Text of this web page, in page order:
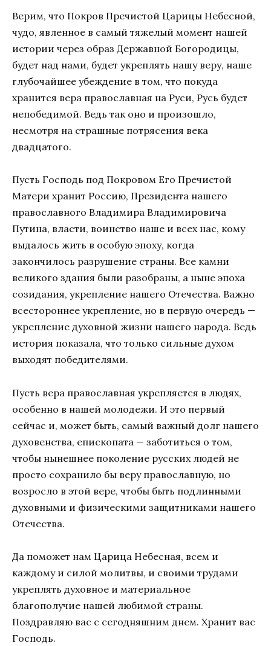
Верим, что Покров Пречистой Царицы Небесной,
чудо, явленное в самый тяжелый момент нашей
истории через образ Державной Богородицы,
будет над нами, будет укреплять нашу веру, наше
глубочайшее убеждение в том, что покуда
хранится вера православная на Руси, Русь будет
непобедимой. Ведь так оно и произошло,
несмотря на страшные потрясения века
двадцатого.
Пусть Господь под Покровом Его Пречистой
Матери хранит Россию, Президента нашего
православного Владимира Владимировича
Путина, власти, воинство наше и всех нас, кому
выдалось жить в особую эпоху, когда
закончилось разрушение страны. Все камни
великого здания были разобраны, а ныне эпоха
созидания, укрепление нашего Отечества. Важно
всестороннее укрепление, но в первую очередь —
укрепление духовной жизни нашего народа. Ведь
история показала, что только сильные духом
выходят победителями.
Пусть вера православная укрепляется в людях,
особенно в нашей молодежи. И это первый
сейчас и, может быть, самый важный долг нашего
духовенства, епископата — заботиться о том,
чтобы нынешнее поколение русских людей не
просто сохранило бы веру православную, но
возросло в этой вере, чтобы быть подлинными
духовными и физическими защитниками нашего
Отечества.
Да поможет нам Царица Небесная, всем и
каждому и силой молитвы, и своими трудами
укреплять духовное и материальное
благополучие нашей любимой страны.
Поздравляю вас с сегодняшним днем. Хранит вас
Господь.